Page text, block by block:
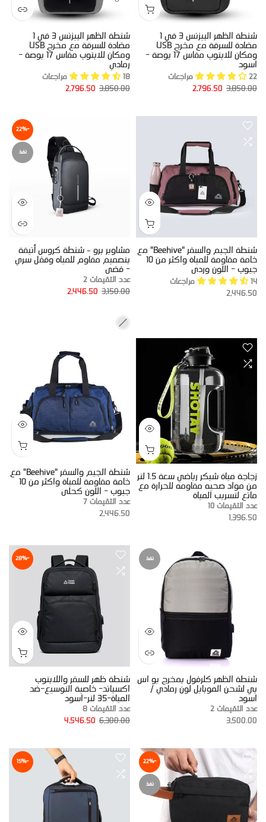
شنطة الظهر البيزنس 3 في 1
مضادة للسرقة مع مخرج USB
ومكان للابتوب مقاس 17 بوصة -
اسود
22 مراجعات
3,850.00
2,796.50
شنطة الظهر البيزنس 3 في 1
مضادة للسرقة مع مخرج USB
ومكان للابتوب مقاس 17 بوصة -
رمادي
18 مراجعات
3,850.00
2,796.50
شنطة الجيم والسفر "Beehive" مع
خامة مقاومة للمياة واكثر من 10
جيوب - اللون وردى
14 مراجعات
2,446.50
-22%
نفذ
مشاوير برو – شنطة كروس أنيقة
بتصميم مقاوم للمياه وقفل سري
- فضى
عدد التقيمات 2
3,150.00
2,446.50
زجاجة مياة شيكر رياضي سعة 1.5 لتر
من مواد صحيه مقاومه للحرارة مع
مانع لتسريب المياة
عدد التقيمات 10
1,396.50
شنطة الجيم والسفر "Beehive" مع
خامة مقاومة للمياة واكثر من 10
جيوب - اللون كحلى
عدد التقيمات 7
2,446.50
نفذ
شنطة الظهر كلرفول بمخرج يو اس
بي لشحن الموبايل لون رمادي /
اسود
عدد التقيمات 2
3,500.00
-28%
شنطة ظهر للسفر واللابتوب
اكسباند- خاصية التوسيع-ضد
المياة-35 لتر-اسود
عدد التقيمات 8
6,300.00
4,546.50
-22%
نفذ
-15%